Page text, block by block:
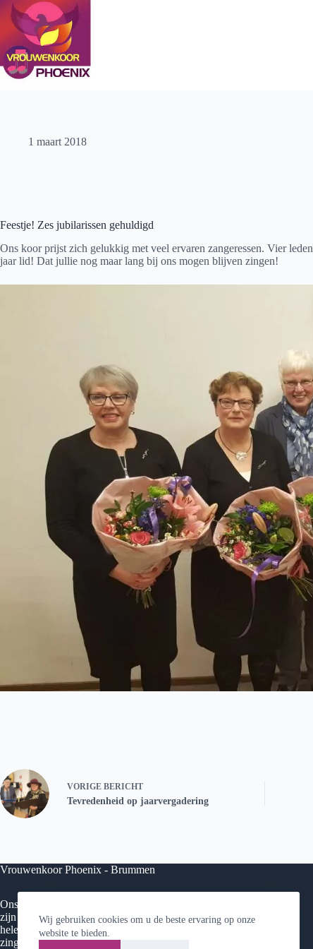
Ga
naar
inhoud
Wij gebruiken cookies om u de beste ervaring op onze
website te bieden.
1 maart 2018
Feestje! Zes jubilarissen gehuldigd
Ons koor prijst zich gelukkig met veel ervaren zangeressen. Vier
jaar lid! Dat jullie nog maar lang bij ons mogen blijven zingen!
VORIGE BERICHT
Tevredenheid op jaarvergadering
Vrouwenkoor Phoenix - Brummen
Ons koor staat voor kwaliteit, enthousiasme en gezelligheid. Wij
zijn een veelzijdig – bijna 40-koppig – koor met vrouwen uit de
hele regio (Brummen, Dieren, Zutphen, Warnsveld, etc) en
zingen van klassiek tot hedendaagse populaire werken.